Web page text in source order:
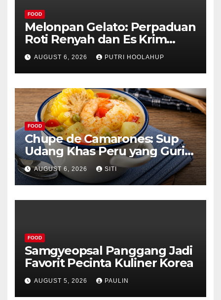
FOOD
Melonpan Gelato: Perpaduan
Roti Renyah dan Es Krim
Lembut yang Menggoda
AUGUST 6, 2026 PUTRI HOOLAHUP
FOOD
Chupe de Camarones: Sup
Udang Khas Peru yang Gurih
Lezat
AUGUST 6, 2026 SITI
FOOD
Samgyeopsal Panggang Jadi
Favorit Pecinta Kuliner Korea
AUGUST 5, 2026 PAULIN